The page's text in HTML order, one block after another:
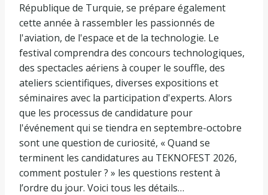
République de Turquie, se prépare également
cette année à rassembler les passionnés de
l'aviation, de l'espace et de la technologie. Le
festival comprendra des concours technologiques,
des spectacles aériens à couper le souffle, des
ateliers scientifiques, diverses expositions et
séminaires avec la participation d'experts. Alors
que les processus de candidature pour
l'événement qui se tiendra en septembre-octobre
sont une question de curiosité, « Quand se
terminent les candidatures au TEKNOFEST 2026,
comment postuler ? » les questions restent à
l’ordre du jour. Voici tous les détails…